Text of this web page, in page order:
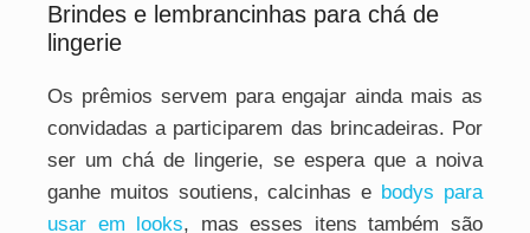
Brindes e lembrancinhas para chá de
lingerie
Os prêmios servem para engajar ainda mais as
convidadas a participarem das brincadeiras. Por
ser um chá de lingerie, se espera que a noiva
ganhe muitos soutiens, calcinhas e bodys para
usar em looks, mas esses itens também são